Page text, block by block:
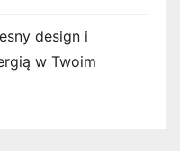
design i
w Twoim